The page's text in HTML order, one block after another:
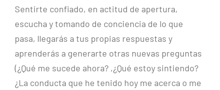
Sentirte confiado, en actitud de apertura,
escucha y tomando de conciencia de lo que
pasa, llegarás a tus propias respuestas y
aprenderás a generarte otras nuevas preguntas
(¿Qué me sucede ahora? ,¿Qué estoy sintiendo?
¿La conducta que he tenido hoy me acerca o me